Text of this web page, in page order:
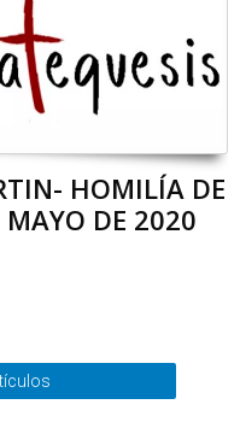
HOMILÍA DE
MAYO DE 2020